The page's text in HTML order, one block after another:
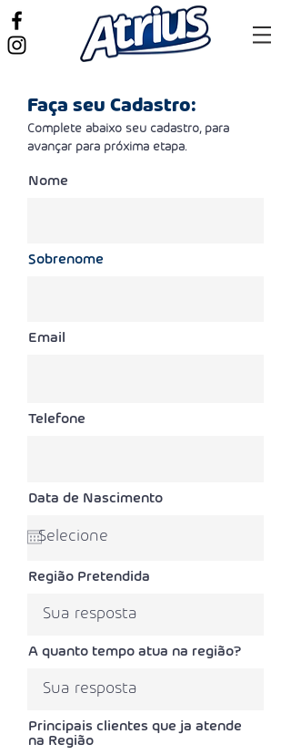
Faça seu Cadastro:
Complete abaixo seu cadastro, para
avançar para próxima etapa.
Nome
Sobrenome
Email
Telefone
Data de Nascimento
Região Pretendida
A quanto tempo atua na região?
Principais clientes que ja atende
na Região